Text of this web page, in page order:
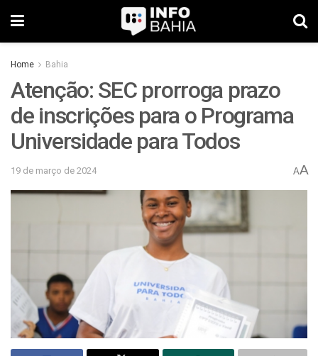
Home Bahia
Atenção: SEC prorroga prazo
de inscrições para o Programa
Universidade para Todos
19 de março de 2024 AA